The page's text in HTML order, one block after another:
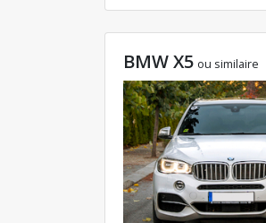
BMW X5 ou similaire